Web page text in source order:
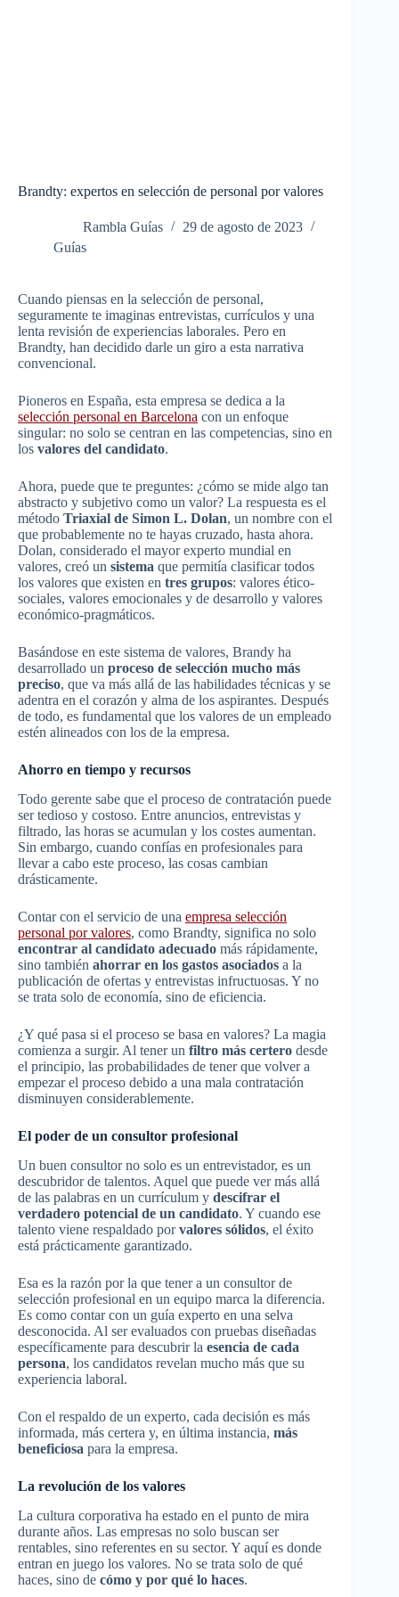
Brandty: expertos en selección de personal por valores
Rambla Guías
29 de agosto de 2023
Guías
Cuando piensas en la selección de personal,
seguramente te imaginas entrevistas, currículos y una
lenta revisión de experiencias laborales. Pero en
Brandty, han decidido darle un giro a esta narrativa
convencional.
Pioneros en España, esta empresa se dedica a la
selección personal en Barcelona con un enfoque
singular: no solo se centran en las competencias, sino en
los valores del candidato.
Ahora, puede que te preguntes: ¿cómo se mide algo tan
abstracto y subjetivo como un valor? La respuesta es el
método Triaxial de Simon L. Dolan, un nombre con el
que probablemente no te hayas cruzado, hasta ahora.
Dolan, considerado el mayor experto mundial en
valores, creó un sistema que permitía clasificar todos
los valores que existen en tres grupos: valores ético-
sociales, valores emocionales y de desarrollo y valores
económico-pragmáticos.
Basándose en este sistema de valores, Brandy ha
desarrollado un proceso de selección mucho más
preciso, que va más allá de las habilidades técnicas y se
adentra en el corazón y alma de los aspirantes. Después
de todo, es fundamental que los valores de un empleado
estén alineados con los de la empresa.
Ahorro en tiempo y recursos
Todo gerente sabe que el proceso de contratación puede
ser tedioso y costoso. Entre anuncios, entrevistas y
filtrado, las horas se acumulan y los costes aumentan.
Sin embargo, cuando confías en profesionales para
llevar a cabo este proceso, las cosas cambian
drásticamente.
Contar con el servicio de una empresa selección
personal por valores, como Brandty, significa no solo
encontrar al candidato adecuado más rápidamente,
sino también ahorrar en los gastos asociados a la
publicación de ofertas y entrevistas infructuosas. Y no
se trata solo de economía, sino de eficiencia.
¿Y qué pasa si el proceso se basa en valores? La magia
comienza a surgir. Al tener un filtro más certero desde
el principio, las probabilidades de tener que volver a
empezar el proceso debido a una mala contratación
disminuyen considerablemente.
El poder de un consultor profesional
Un buen consultor no solo es un entrevistador, es un
descubridor de talentos. Aquel que puede ver más allá
de las palabras en un currículum y descifrar el
verdadero potencial de un candidato. Y cuando ese
talento viene respaldado porvalores sólidos, el éxito
está prácticamente garantizado.
Esa es la razón por la que tener a un consultor de
selección profesional en un equipo marca la diferencia.
Es como contar con un guía experto en una selva
desconocida. Al ser evaluados con pruebas diseñadas
específicamente para descubrir la esencia de cada
persona, los candidatos revelan mucho más que su
experiencia laboral.
Con el respaldo de un experto, cada decisión es más
informada, más certera y, en última instancia, más
beneficiosa para la empresa.
La revolución de los valores
La cultura corporativa ha estado en el punto de mira
durante años. Las empresas no solo buscan ser
rentables, sino referentes en su sector. Y aquí es donde
entran en juego los valores. No se trata solo de qué
haces, sino de cómo y por qué lo haces.